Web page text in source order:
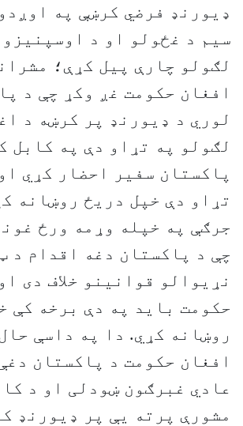
ډيورنډ فرضي کرښې په
سيم د غځولو او د
لګولو چارې پيل کړې؛
افغان حکومت غږ وکړ چې د
لوري د ډيورنډ پر کرښه د
لګولو په تړاو دې په کابل
پاکستان سفير احضار کړي
تړاو دې خپل دريځ روښانه
جرګې په خپله وړمه ورځ
چې د پاکستان دغه اقدام د
نړيوالو قوانينو خلاف دی
حکومت بايد په دې برخه کې
روښانه کړي. دا په داسې
افغان حکومت د پاکستان
عادي غبرګون ښودلی او د
مشورې پرته يې پر ډيورنډ